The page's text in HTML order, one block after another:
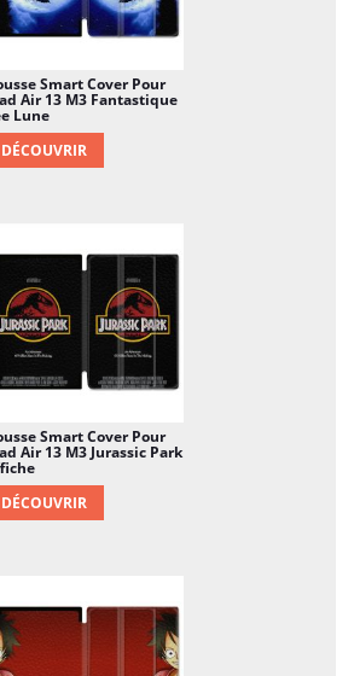
Smart Cover Pour
Air 13 M3 Fantastique
Lune
DÉCOUVRIR
Smart Cover Pour
Air 13 M3 Jurassic Park
DÉCOUVRIR